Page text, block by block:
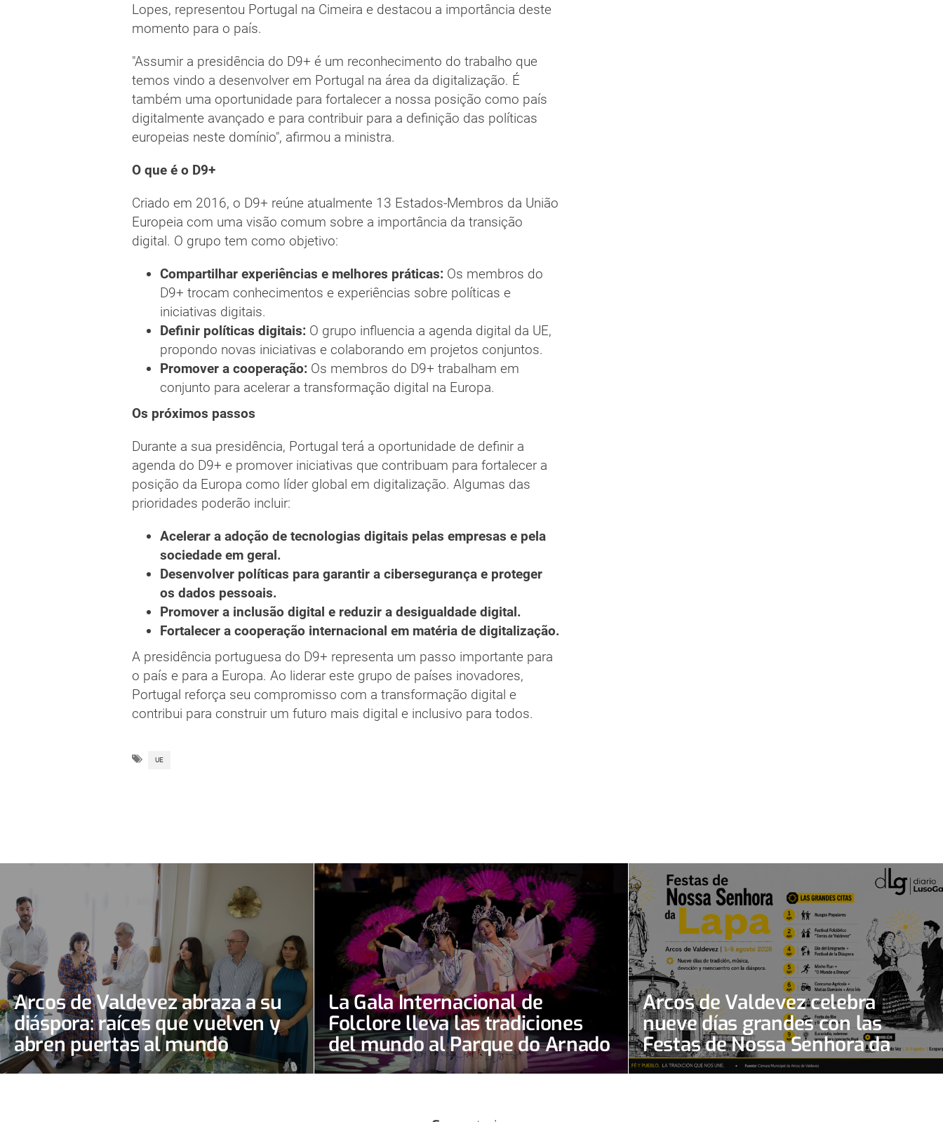
Lopes, representou Portugal na Cimeira e destacou a importância deste
momento para o país.
"Assumir a presidência do D9+ é um reconhecimento do trabalho que
temos vindo a desenvolver em Portugal na área da digitalização. É
também uma oportunidade para fortalecer a nossa posição como país
digitalmente avançado e para contribuir para a definição das políticas
europeias neste domínio", afirmou a ministra.
O que é o D9+
Criado em 2016, o D9+ reúne atualmente 13 Estados-Membros da União
Europeia com uma visão comum sobre a importância da transição
digital. O grupo tem como objetivo:
Compartilhar experiências e melhores práticas: Os membros do
D9+ trocam conhecimentos e experiências sobre políticas e
iniciativas digitais.
Definir políticas digitais: O grupo influencia a agenda digital da UE,
propondo novas iniciativas e colaborando em projetos conjuntos.
Promover a cooperação: Os membros do D9+ trabalham em
conjunto para acelerar a transformação digital na Europa.
Os próximos passos
Durante a sua presidência, Portugal terá a oportunidade de definir a
agenda do D9+ e promover iniciativas que contribuam para fortalecer a
posição da Europa como líder global em digitalização. Algumas das
prioridades poderão incluir:
Acelerar a adoção de tecnologias digitais pelas empresas e pela
sociedade em geral.
Desenvolver políticas para garantir a cibersegurança e proteger
os dados pessoais.
Promover a inclusão digital e reduzir a desigualdade digital.
Fortalecer a cooperação internacional em matéria de digitalização.
A presidência portuguesa do D9+ representa um passo importante para
o país e para a Europa. Ao liderar este grupo de países inovadores,
Portugal reforça seu compromisso com a transformação digital e
contribui para construir um futuro mais digital e inclusivo para todos.
UE
Arcos de Valdevez abraza a su
diáspora: raíces que vuelven y
abren puertas al mundo
La Gala Internacional de
Folclore lleva las tradiciones
del mundo al Parque do Arnado
Arcos de Valdevez celebra
nueve días grandes con las
Festas de Nossa Senhora da
Lapa